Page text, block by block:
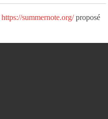
https://summernote.org/proposé